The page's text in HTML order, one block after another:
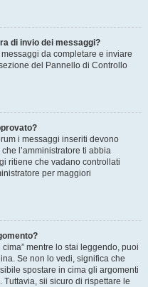
di invio dei messaggi?
da completare e inviare
del Pannello di Controllo
i messaggi inseriti devono
l’amministratore ti abbia
ritiene che vadano controllati
per maggiori
mentre lo stai leggendo, puoi
Se non lo vedi, significa che
spostare in cima gli argomenti
sii sicuro di rispettare le